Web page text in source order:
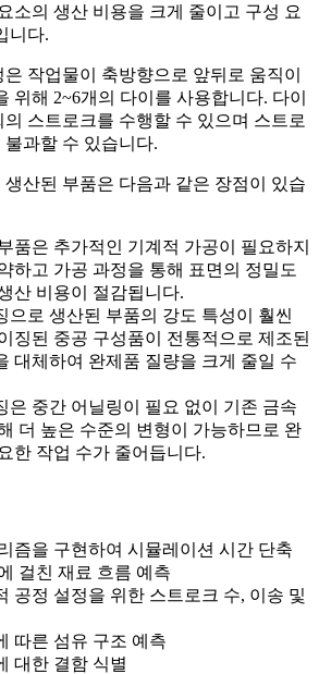
소의 생산 비용을 크게 줄이고 구성 요
니다.
작업물이 축방향으로 앞뒤로 움직이
위해 2~6개의 다이를 사용합니다. 다이
의 스트로크를 수행할 수 있으며 스트로
불과할 수 있습니다.
산된 부품은 다음과 같은 장점이 있습
품은 추가적인 기계적 가공이 필요하지
하고 가공 과정을 통해 표면의 정밀도
산 비용이 절감됩니다.
으로 생산된 부품의 강도 특성이 훨씬
징된 중공 구성품이 전통적으로 제조된
대체하여 완제품 질량을 크게 줄일 수
은 중간 어닐링이 필요 없이 기존 금속
더 높은 수준의 변형이 가능하므로 완
한 작업 수가 줄어듭니다.
즘을 구현하여 시뮬레이션 시간 단축
걸친 재료 흐름 예측
공정 설정을 위한 스트로크 수, 이송 및
따른 섬유 구조 예측
대한 결함 식별